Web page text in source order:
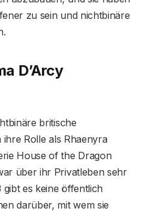
zu sein und nichtbinäre
D’Arcy
britische
Rolle als Rhaenyra
House of the Dragon
über ihr Privatleben sehr
es keine öffentlich
darüber, mit wem sie